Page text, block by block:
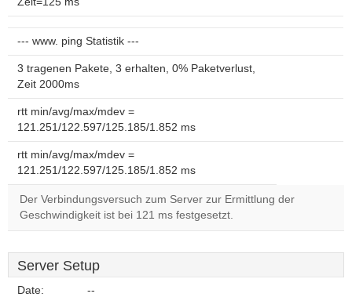
--- www. ping Statistik ---
3 tragenen Pakete, 3 erhalten, 0% Paketverlust,
Zeit 2000ms
rtt min/avg/max/mdev =
121.251/122.597/125.185/1.852 ms
rtt min/avg/max/mdev =
121.251/122.597/125.185/1.852 ms
Der Verbindungsversuch zum Server zur Ermittlung der
Geschwindigkeit ist bei 121 ms festgesetzt.
Server Setup
Date: --